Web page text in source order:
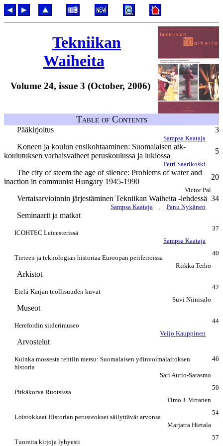
Tekniikan
Waiheita
Volume 24, issue 3 (October, 2006)
Table of Contents
Pääkirjoitus 3
Sampsa Kaataja
Koneen ja koulun ensikohtaaminen: Suomalaisen atk-
koulutuksen varhaisvaiheet peruskoulussa ja lukiossa
5
Petri Saarikoski
The city of steem the age of silence: Problems of water and
inaction in communist Hungary 1945-1990
20
Victor Pal
Vertaisarvioinnin järjestäminen Tekniikan Waiheita -lehdessä 34
Sampsa Kaataja , Panu Nykänen
Seminaarit ja matkat
ICOHTEC Leicesterissä
37
Sampsa Kaataja
Tieteen ja teknologian historiaa Euroopan periferioissa
40
Riikka Terho
Arkistot
Etelä-Karjan teollisuuden kuvat
42
Suvi Niinisalo
Museot
Herefordin siiderimuseo
44
Veijo Kauppinen
Arvostelut
Kuinka mossesta tehtiin mersu: Suomalaisen ydinvoimalaitoksen
historia
46
Sari Autio-Sarasmo
Pitkäkorva Ruotsissa
50
Timo J. Virtanen
Loistokkaat Historian perusteokset säilyttävät arvonsa
54
Marjatta Hietala
Tuoreita kirjoja lyhyesti
57